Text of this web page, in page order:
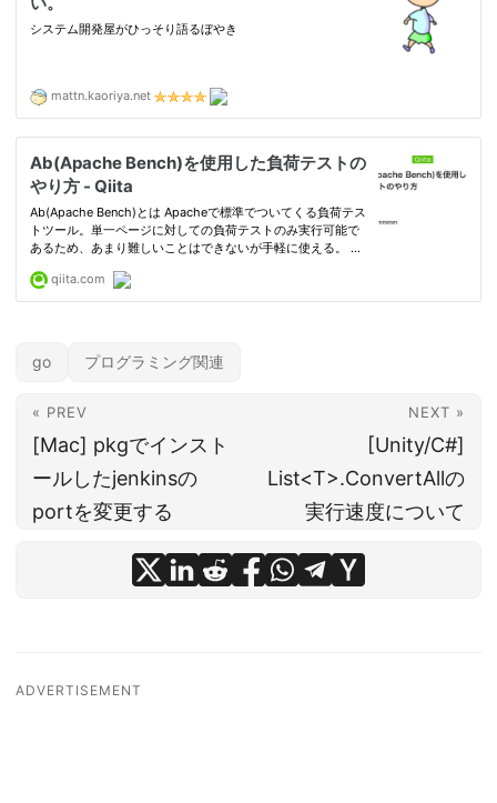
go プログラミング関連
« PREV
[Mac] pkgでインスト
ールしたjenkinsの
portを変更する
NEXT »
[Unity/C#]
List<T>.ConvertAllの
実行速度について
ADVERTISEMENT